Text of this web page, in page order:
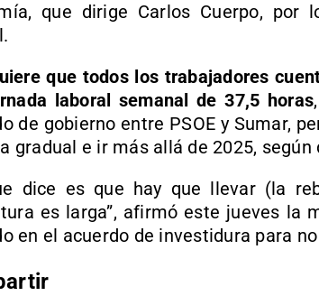
que dirige Carlos Cuerpo, por
que todos los trabajadores
laboral semanal de 37,5 horas
de gobierno entre PSOE y Sumar,
gradual e ir más allá de 2025,
dice es que hay que llevar (la
es larga”, afirmó este jueves la
en el acuerdo de investidura para